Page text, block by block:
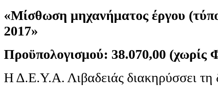
«Μίσθωση μηχανήματος έργου
2017»
Προϋπολογισμού: 38.070,00
Η Δ.Ε.Υ.Α. Λιβαδειάς διακηρύσσει τη